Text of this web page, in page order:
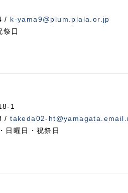
/ k-yama9@plum.plala.or.jp
日
1
/takeda02-
日曜日・祝祭日